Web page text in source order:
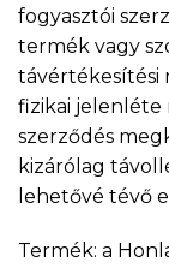
fogyasztói
termék vagy
távértékesítési
fizikai
szerződés
kizárólag
lehetővé tévő
Termék: a